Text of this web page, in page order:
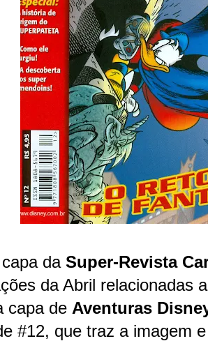
da Super-Revista
da Abril relacionadas
capa de Aventuras
#12, que traz a imagem